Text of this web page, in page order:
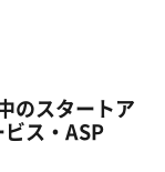
のスタートア
ス・ASP